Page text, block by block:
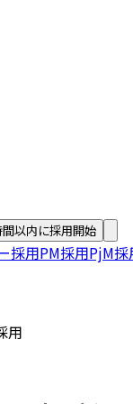
以内に採用開始
採用PM採用PjM採
用